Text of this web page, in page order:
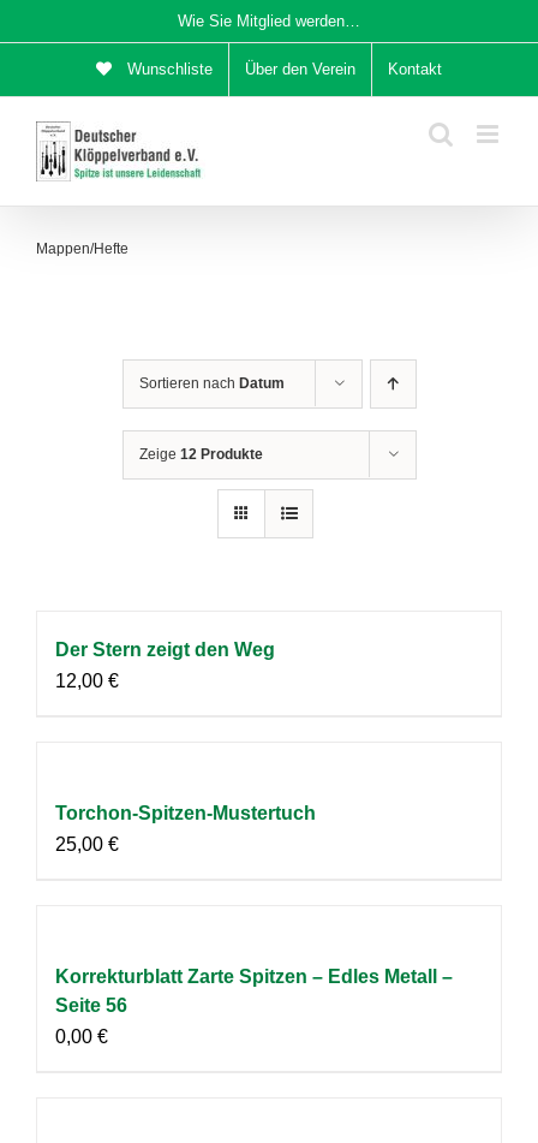
Inhalt
Wie Sie Mitglied werden…
Wunschliste Über den Verein Kontakt
Mappen/Hefte
Sortieren nach Datum
Zeige 12 Produkte
Der Stern zeigt den Weg
12,00 €
Torchon-Spitzen-Mustertuch
25,00 €
Korrekturblatt Zarte Spitzen – Edles Metall –
Seite 56
0,00 €